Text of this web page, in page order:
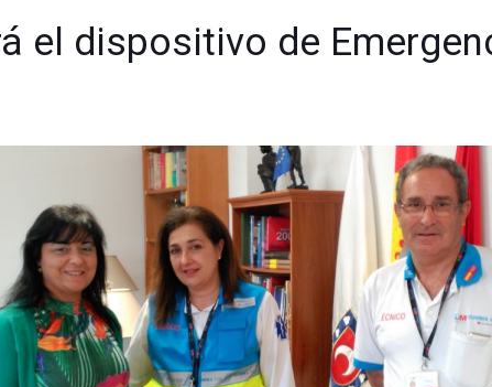
el dispositivo de